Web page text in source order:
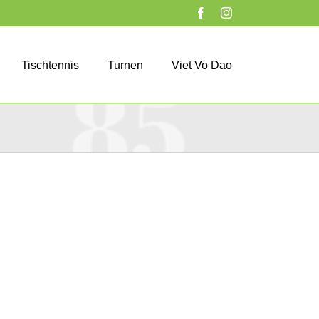
FacebookInstagram
Tischtennis Turnen Viet Vo Dao